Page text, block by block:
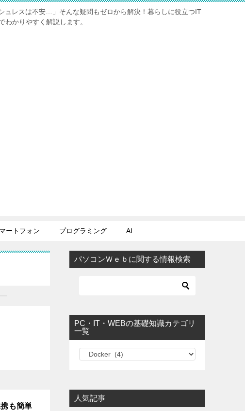
ュレスは不安…」そんな疑問もゼロから解決！暮らしに役立つIT
わかりやすく解説します。
ートフォン プログラミング AI
も簡単
パソコンＷｅｂに関する情報検索
PC・IT・WEBの基礎知識カテゴリ
一覧
PC・IT・WEBの基礎知識カテゴリ一覧
人気記事